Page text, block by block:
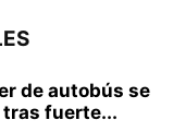
de autobús se
fuerte...